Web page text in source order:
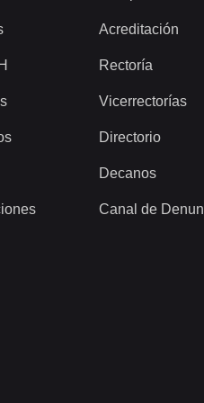
Acreditación
Rectoría
Vicerrectorías
Directorio
Decanos
Canal de